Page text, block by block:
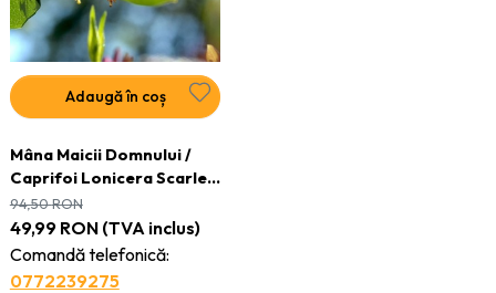
Adaugă în coș
Mâna Maicii Domnului /
Caprifoi Lonicera Scarlet
– Ghiveci H 60 - 70 cm
49,99 RON(TVA inclus)
Comandă telefonică:
0772239275
94,50RON